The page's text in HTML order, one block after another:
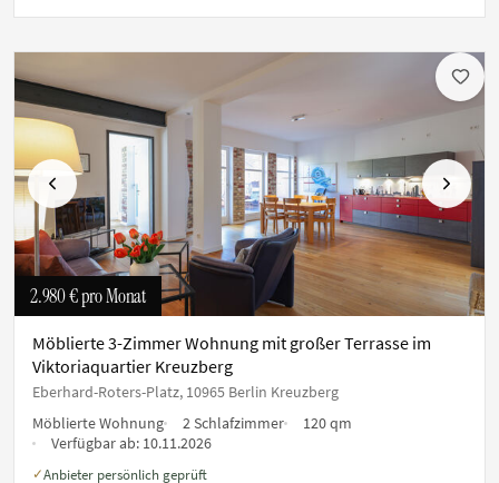
Vorherige Nächste
2.980 €pro Monat
Möblierte 3-Zimmer Wohnung mit großer Terrasse im
Viktoriaquartier Kreuzberg
Eberhard-Roters-Platz, 10965 Berlin Kreuzberg
Möblierte Wohnung
2 Schlafzimmer
120 qm
Verfügbar ab: 10.11.2026
✓Anbieter persönlich geprüft